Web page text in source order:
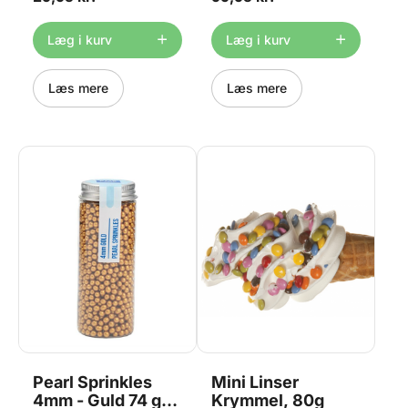
Læg i kurv
Læs mere
farven på tivoli krymmel kan
variere en smule fra billedet.
Læg i kurv
Læs mere
Pearl Sprinkles
4mm - Guld 74 g,
Mini Linser
Krymmel, 80g